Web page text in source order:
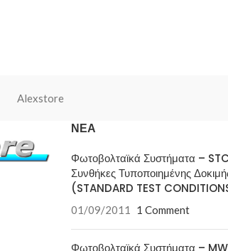
Alexstore
ΝΈΑ
Φωτοβολταϊκά Συστήματα – STC
Συνθήκες Τυποποιημένης
(STANDARD TEST
01/09/2011 1 Comment
Φωτοβολταϊκά Συστήματα – MW